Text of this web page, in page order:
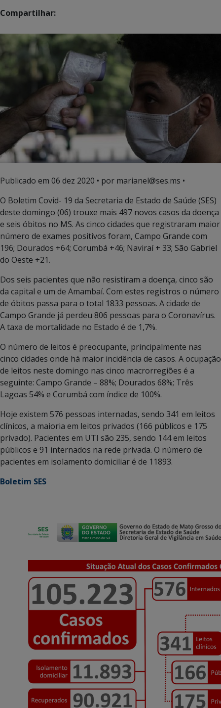
Compartilhar:
Publicado em 06 dez 2020 • por marianel@ses.ms •
O Boletim Covid- 19 da Secretaria de Estado de Saúde (SES)
deste domingo (06) trouxe mais 497 novos casos da doença
e seis óbitos no MS. As cinco cidades que registraram maior
número de exames positivos foram, Campo Grande com
196; Dourados +64; Corumbá +46; Naviraí + 33; São Gabriel
do Oeste +21.
Dos seis pacientes que não resistiram a doença, cinco são
da capital e um de Amambaí. Com estes registros o número
de óbitos passa para o total 1833 pessoas. A cidade de
Campo Grande já perdeu 806 pessoas para o Coronavírus.
A taxa de mortalidade no Estado é de 1,7%.
O número de leitos é preocupante, principalmente nas
cinco cidades onde há maior incidência de casos. A ocupação
de leitos neste domingo nas cinco macrorregiões é a
seguinte: Campo Grande – 88%; Dourados 68%; Três
Lagoas 54% e Corumbá com índice de 100%.
Hoje existem 576 pessoas internadas, sendo 341 em leitos
clínicos, a maioria em leitos privados (166 públicos e 175
privado). Pacientes em UTI são 235, sendo 144 em leitos
públicos e 91 internados na rede privada. O número de
pacientes em isolamento domiciliar é de 11893.
Boletim SES